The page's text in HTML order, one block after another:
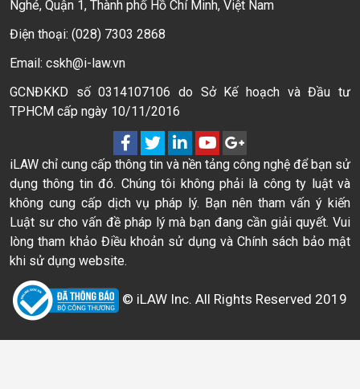
Nghé, Quận 1, Thành phố Hồ Chí Minh, Việt Nam
Điện thoại: (028) 7303 2868
Email: cskh@i-law.vn
GCNĐKKD số 0314107106 do Sở Kế hoạch và Đầu tư
TPHCM cấp ngày 10/11/2016
iLAW chỉ cung cấp thông tin và nền tảng công nghệ để bạn sử
dụng thông tin đó. Chúng tôi không phải là công ty luật và
không cung cấp dịch vụ pháp lý. Bạn nên tham vấn ý kiến
Luật sư cho vấn đề pháp lý mà bạn đang cần giải quyết. Vui
lòng tham khảo Điều khoản sử dụng và Chính sách bảo mật
khi sử dụng website.
© iLAW Inc. All Rights Reserved 2019